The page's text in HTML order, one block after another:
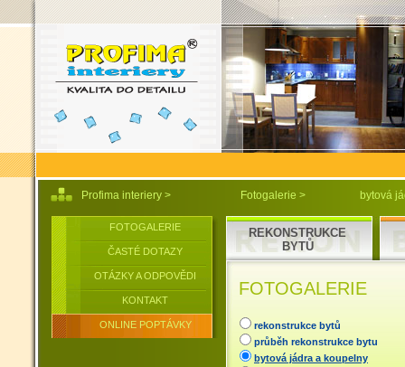
Profima interiery > Fotogalerie > bytová
FOTOGALERIE
ČASTÉ DOTAZY
OTÁZKY A ODPOVĚDI
KONTAKT
ONLINE POPTÁVKY
REKONSTRUKCE
BYTŮ
FOTOGALERIE
rekonstrukce bytů
průběh rekonstrukce bytu
bytová jádra a koupelny